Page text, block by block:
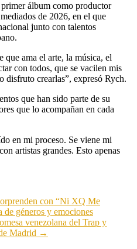
álbum como productor
de 2026, en el que
junto con talentos
que ama el arte, la música, el
con todos, que se vacilen mis
disfruto crearlas”, expresó Rych.
que han sido parte de su
que lo acompañan en cada
en mi proceso. Se viene mi
artistas grandes. Esto apenas
con “Ni XQ Me
de géneros y emociones
venezolana del Trap y
Madrid →